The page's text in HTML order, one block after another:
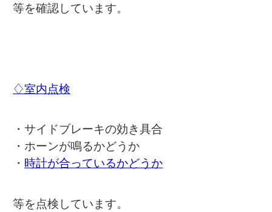
等を確認しています。
♢室内点検
・サイドブレーキの効き具合
・ホーンが鳴るかどうか
・ 時計が合っているかどうか
等を点検しています。